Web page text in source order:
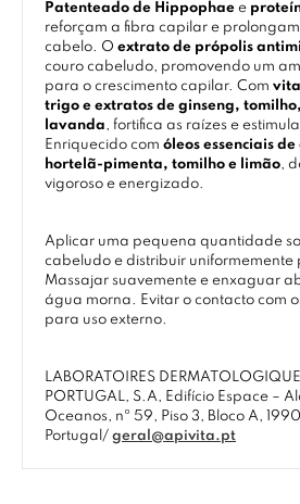
Patenteado de Hippophae e
reforçam a fibra capilar e
cabelo. O extrato de própolis
couro cabeludo, promovendo um
para o crescimento capilar. Com
trigo e extratos de ginseng,
lavanda, fortifica as raízes e
Enriquecido com óleos essenciais
hortelã-pimenta, tomilho e limão,
vigoroso e energizado.
Aplicar uma pequena quantidade
cabeludo e distribuir uniformemente
Massajar suavemente e enxaguar
água morna. Evitar o contacto com
para uso externo.
LABORATOIRES
PORTUGAL, S.A, Edifício Espace –
Oceanos, nº 59, Piso 3, Bloco A,
Portugal/ geral@apivita.pt